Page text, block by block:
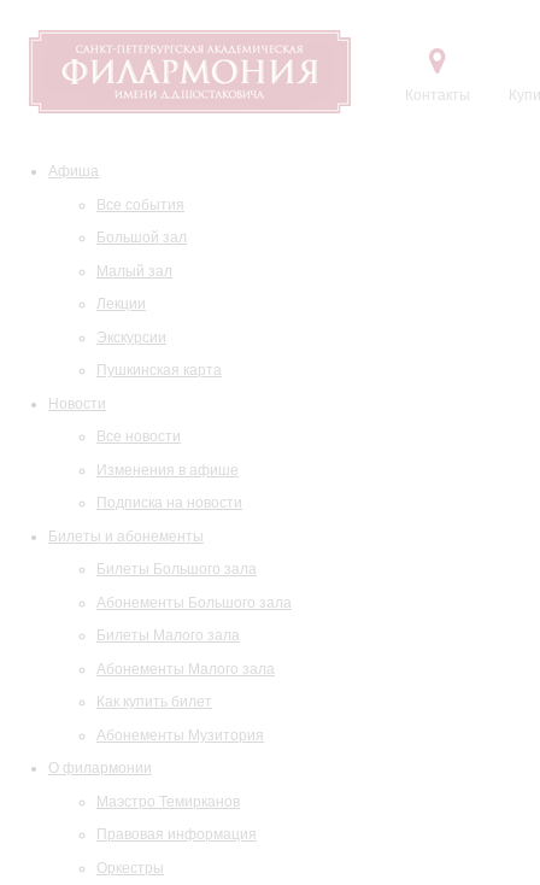
Контакты
Афиша
Все события
Большой зал
Малый зал
Лекции
Экскурсии
Пушкинская карта
Новости
Все новости
Изменения в афише
Подписка на новости
Билеты и абонементы
Билеты Большого зала
Абонементы Большого зала
Билеты Малого зала
Абонементы Малого зала
Как купить билет
Абонементы Музитория
О филармонии
Маэстро Темирканов
Правовая информация
Оркестры